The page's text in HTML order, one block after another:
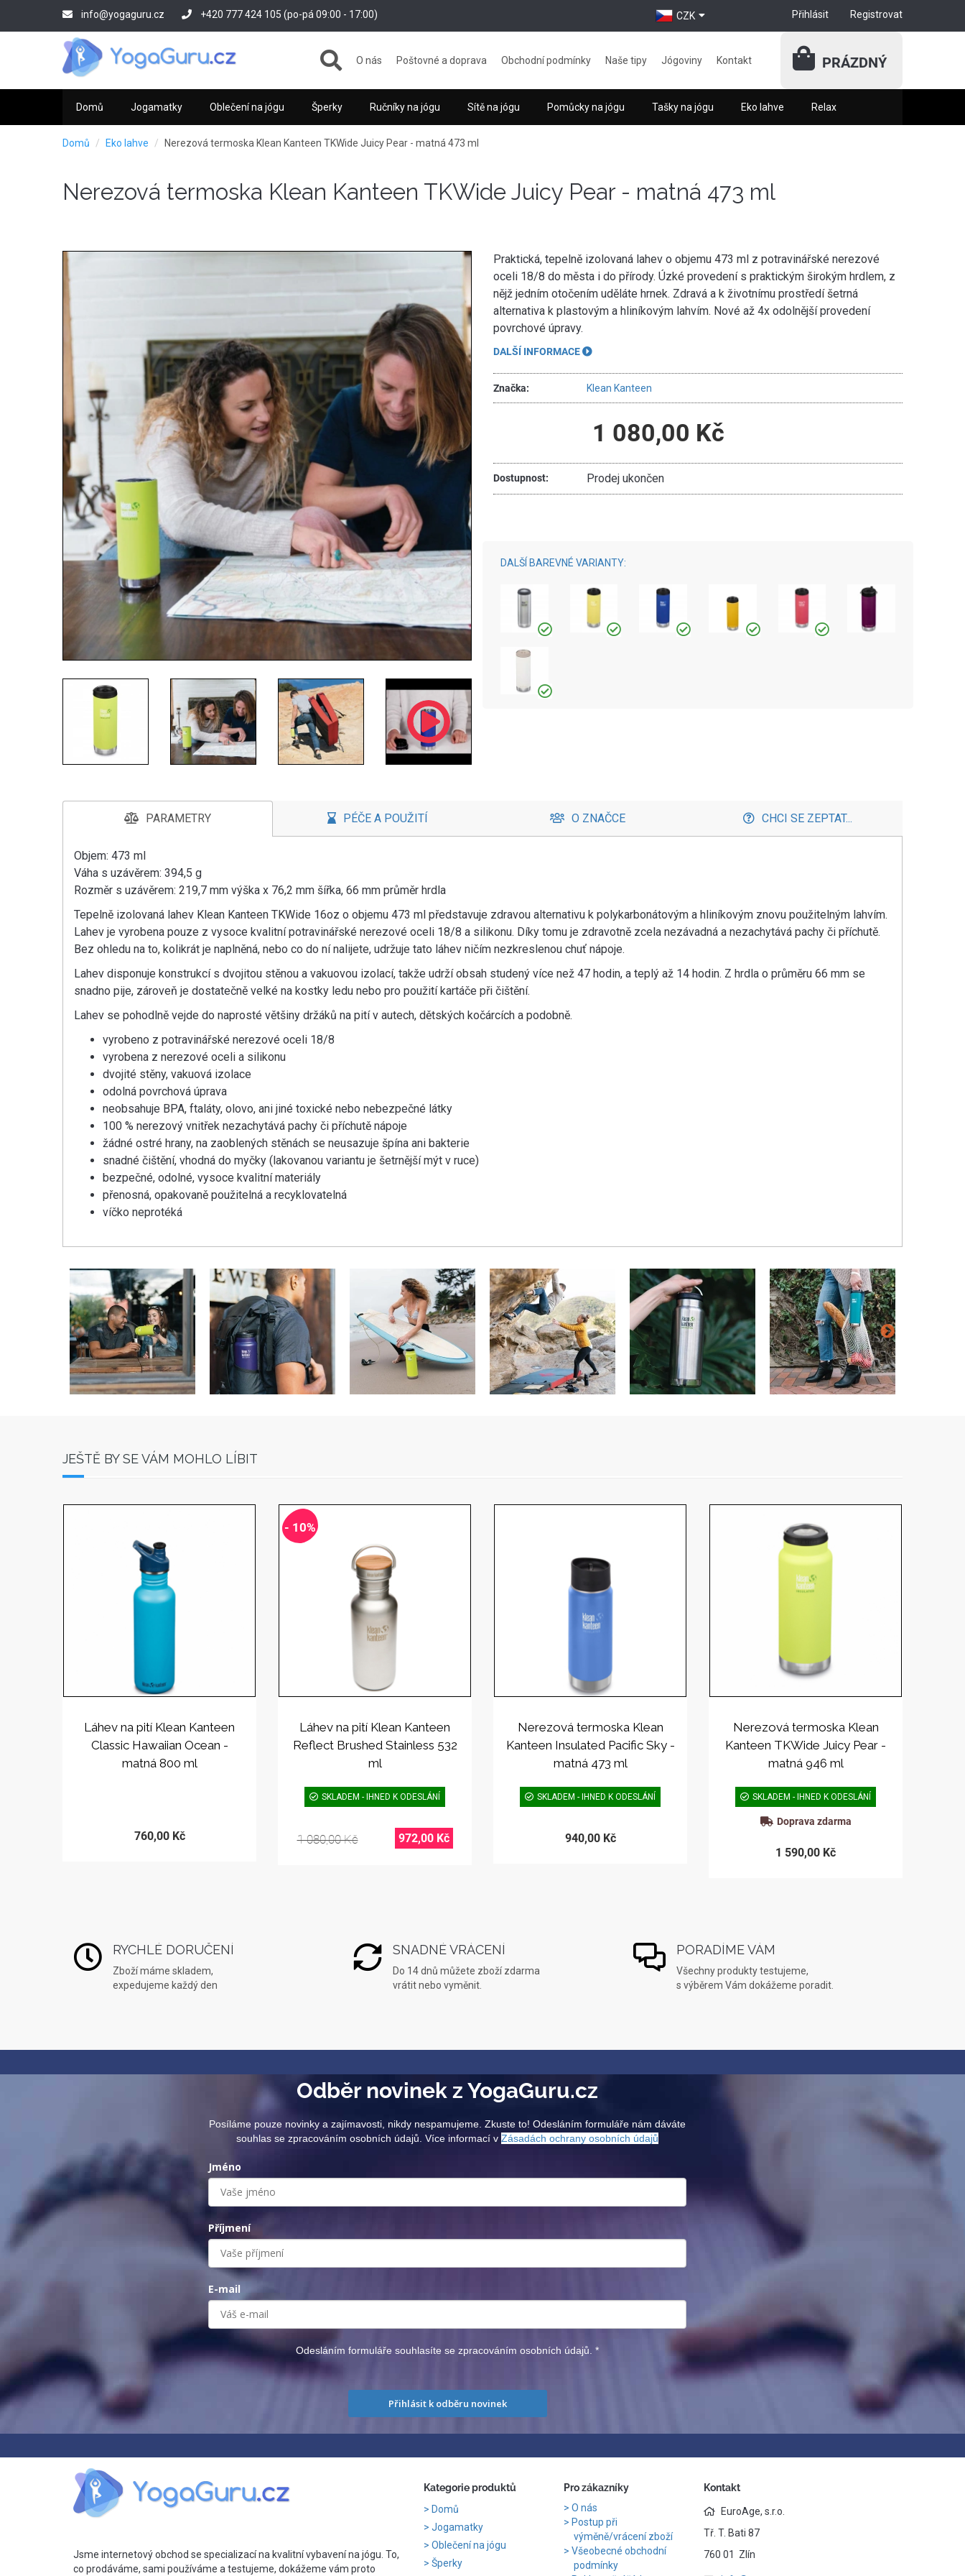
info@yogaguru.cz +420 777 424 105 (po-pá 09:00 - 17:00) Přihlásit Registrovat
CZK
O nás Poštovné a doprava Obchodní podmínky Naše tipy Jógoviny Kontakt PRÁZDNÝ
Domů Jogamatky Oblečení na jógu Šperky Ručníky na jógu Sítě na jógu Pomůcky na jógu Tašky na jógu Eko lahve Relax
Domů Eko lahve Nerezová termoska Klean Kanteen TKWide Juicy Pear - matná 473 ml
Nerezová termoska Klean Kanteen TKWide Juicy Pear - matná 473 ml
Praktická, tepelně izolovaná lahev o objemu 473 ml z potravinářské nerezové
oceli 18/8 do města i do přírody. Úzké provedení s praktickým širokým hrdlem, z
nějž jedním otočením uděláte hrnek. Zdravá a k životnímu prostředí šetrná
alternativa k plastovým a hliníkovým lahvím. Nové až 4x odolnější provedení
povrchové úpravy.
DALŠÍ INFORMACE
Značka: Klean Kanteen
1 080,00 Kč
Dostupnost: Prodej ukončen
DALŠÍ BAREVNÉ VARIANTY:
PARAMETRY PÉČE A POUŽITÍ O ZNAČCE CHCI SE ZEPTAT...
Objem: 473 ml
Váha s uzávěrem: 394,5 g
Rozměr s uzávěrem: 219,7 mm výška x 76,2 mm šířka, 66 mm průměr hrdla
Tepelně izolovaná lahev Klean Kanteen TKWide 16oz o objemu 473 ml představuje zdravou alternativu k polykarbonátovým a hliníkovým znovu použitelným lahvím.
Lahev je vyrobena pouze z vysoce kvalitní potravinářské nerezové oceli 18/8 a silikonu. Díky tomu je zdravotně zcela nezávadná a nezachytává pachy či příchutě.
Bez ohledu na to, kolikrát je naplněná, nebo co do ní nalijete, udržuje tato láhev ničím nezkreslenou chuť nápoje.
Lahev disponuje konstrukcí s dvojitou stěnou a vakuovou izolací, takže udrží obsah studený více než 47 hodin, a teplý až 14 hodin. Z hrdla o průměru 66 mm se
snadno pije, zároveň je dostatečně velké na kostky ledu nebo pro použití kartáče při čištění.
Lahev se pohodlně vejde do naprosté většiny držáků na pití v autech, dětských kočárcích a podobně.
vyrobeno z potravinářské nerezové oceli 18/8
vyrobena z nerezové oceli a silikonu
dvojité stěny, vakuová izolace
odolná povrchová úprava
neobsahuje BPA, ftaláty, olovo, ani jiné toxické nebo nebezpečné látky
100 % nerezový vnitřek nezachytává pachy či příchutě nápoje
žádné ostré hrany, na zaoblených stěnách se neusazuje špína ani bakterie
snadné čištění, vhodná do myčky (lakovanou variantu je šetrnější mýt v ruce)
bezpečné, odolné, vysoce kvalitní materiály
přenosná, opakovaně použitelná a recyklovatelná
víčko neprotéká
JEŠTĚ BY SE VÁM MOHLO LÍBIT
Láhev na pití Klean Kanteen
Classic Hawaiian Ocean -
matná 800 ml
760,00 Kč
- 10%
Láhev na pití Klean Kanteen
Reflect Brushed Stainless 532
ml
SKLADEM - IHNED K ODESLÁNÍ
1 080,00 Kč 972,00 Kč
Nerezová termoska Klean
Kanteen Insulated Pacific Sky -
matná 473 ml
SKLADEM - IHNED K ODESLÁNÍ
940,00 Kč
Nerezová termoska Klean
Kanteen TKWide Juicy Pear -
matná 946 ml
SKLADEM - IHNED K ODESLÁNÍ
Doprava zdarma
1 590,00 Kč
RYCHLÉ DORUČENÍ
Zboží máme skladem,
expedujeme každý den
SNADNÉ VRÁCENÍ
Do 14 dnů můžete zboží zdarma
vrátit nebo vyměnit.
PORADÍME VÁM
Všechny produkty testujeme,
s výběrem Vám dokážeme poradit.
Odběr novinek z YogaGuru.cz
Posíláme pouze novinky a zajímavosti, nikdy nespamujeme. Zkuste to! Odesláním formuláře nám dáváte
souhlas se zpracováním osobních údajů. Více informací vZásadách ochrany osobních údajů
Jméno
Příjmení
E-mail
Odesláním formuláře souhlasíte se zpracováním osobních údajů.*
Přihlásit k odběru novinek
Jsme internetový obchod se specializací na kvalitní vybavení na jógu. To,
co prodáváme, sami používáme a testujeme, dokážeme vám proto
Kategorie produktů
Domů
Jogamatky
Oblečení na jógu
Šperky
Pro zákazníky
O nás
Postup při
výměně/vrácení zboží
Všeobecné obchodní
podmínky
Kontakt
EuroAge, s.r.o.
Tř. T. Bati 87
760 01 Zlín